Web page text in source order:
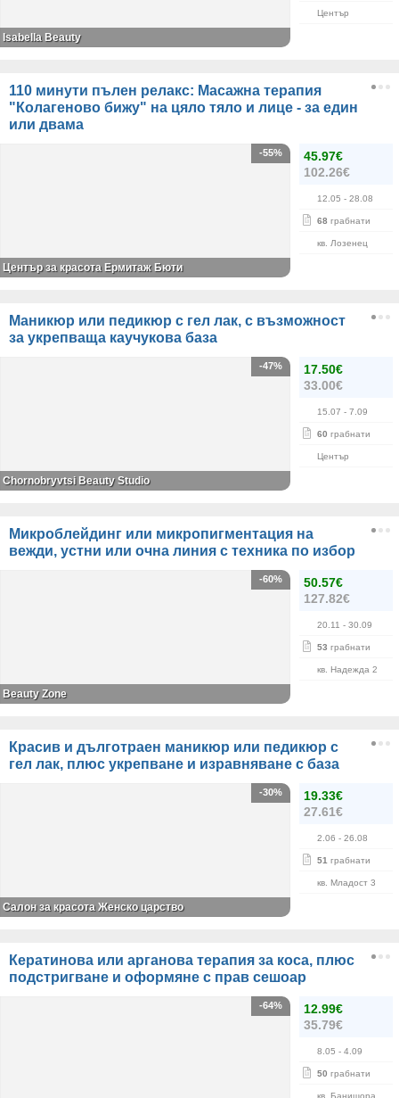
Център
Isabella Beauty
110 минути пълен релакс: Масажна терапия
"Колагеново бижу" на цяло тяло и лице - за един
или двама
45.97€
102.26€
12.05 - 28.08
68 грабнати
кв. Лозенец
-55%
Център за красота Ермитаж Бюти
Маникюр или педикюр с гел лак, с възможност
за укрепваща каучукова база
17.50€
33.00€
15.07 - 7.09
60 грабнати
Център
-47%
Chornobryvtsi Beauty Studio
Микроблейдинг или микропигментация на
вежди, устни или очна линия с техника по избор
50.57€
127.82€
20.11 - 30.09
53 грабнати
кв. Надежда 2
-60%
Beauty Zone
Красив и дълготраен маникюр или педикюр с
гел лак, плюс укрепване и изравняване с база
19.33€
27.61€
2.06 - 26.08
51 грабнати
кв. Младост 3
-30%
Салон за красота Женско царство
Кератинова или арганова терапия за коса, плюс
подстригване и оформяне с прав сешоар
12.99€
35.79€
8.05 - 4.09
50 грабнати
кв. Банишора
-64%